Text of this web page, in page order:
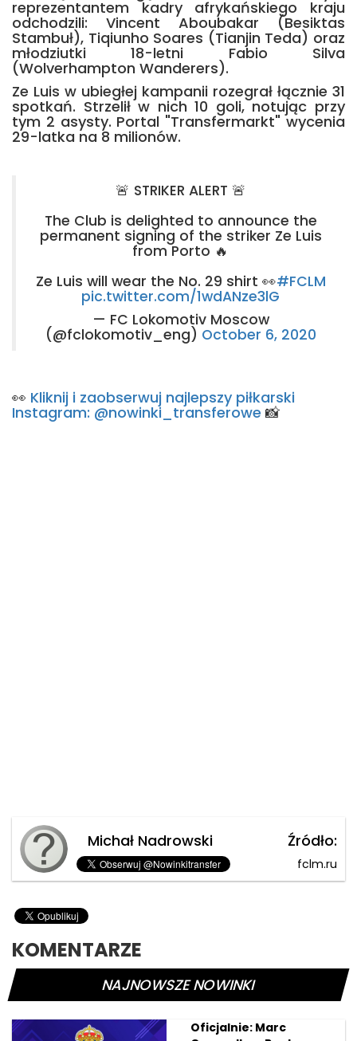
reprezentantem kadry afrykańskiego kraju
odchodzili: Vincent Aboubakar (Besiktas
Stambuł), Tiqiunho Soares (Tianjin Teda) oraz
młodziutki 18-letni Fabio Silva
(Wolverhampton Wanderers).
Ze Luis w ubiegłej kampanii rozegrał łącznie 31
spotkań. Strzelił w nich 10 goli, notując przy
tym 2 asysty. Portal "Transfermarkt" wycenia
29-latka na 8 milionów.
🚨 STRIKER ALERT 🚨
The Club is delighted to announce the
permanent signing of the striker Ze Luis
from Porto 🔥
Ze Luis will wear the No. 29 shirt 👀#FCLM
pic.twitter.com/1wdANze3lG
— FC Lokomotiv Moscow
(@fclokomotiv_eng) October 6, 2020
👀 Kliknij i zaobserwuj najlepszy piłkarski
Instagram: @nowinki_transferowe 📸
Michał Nadrowski Źródło:
fclm.ru
KOMENTARZE
NAJNOWSZE NOWINKI
Oficjalnie: Marc